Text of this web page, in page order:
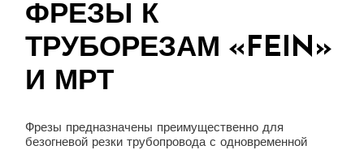
ФРЕЗЫ К
ТРУБОРЕЗАМ «FEIN»
И МРТ
Фрезы предназначены преимущественно для
безогневой резки трубопровода с одновременной